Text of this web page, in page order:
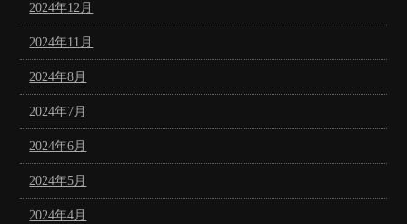
2024年12月
2024年11月
2024年8月
2024年7月
2024年6月
2024年5月
2024年4月